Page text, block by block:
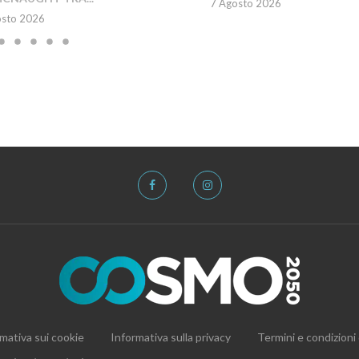
2026
7 Agosto 2026
sui cookie Informativa sulla privacy Termini e condizioni